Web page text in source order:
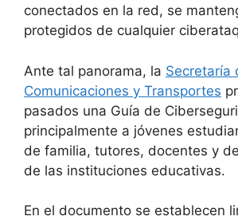
conectados en la red, se
protegidos de cualquier
Ante tal panorama, la Secretaría
Comunicaciones y Transportes
pasados una Guía de
principalmente a jóvenes
de familia, tutores, docentes y
de las instituciones educativas.
En el documento se establecen